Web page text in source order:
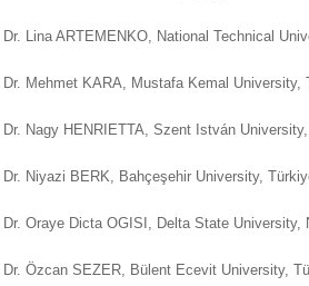
Dr. Lina ARTEMENKO, National Technical
Dr. Mehmet KARA, Mustafa Kemal University,
Dr. Nagy HENRIETTA, Szent István
Dr. Niyazi BERK, Bahçeşehir University,
Dr. Oraye Dicta OGISI, Delta State University,
Dr. Özcan SEZER, Bülent Ecevit University,